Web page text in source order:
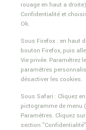
rouage en haut a
Confidentialité et
Ok.
Sous Firefox : en haut
bouton Firefox, puis
Vie privée. Paramétrez
paramètres
désactiver les cookies.
Sous Safari : Cliquez
pictogramme de menu
Paramètres. Cliquez
section